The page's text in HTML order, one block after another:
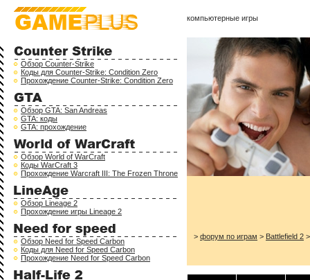
Обзор Counter-Strike
Коды для Counter-Strike: Condition Zero
Прохождение Counter-Strike: Condition Zero
Обзор GTA: San Andreas
GTA: коды
GTA: прохождение
Обзор World of WarCraft
Коды WarCraft 3
Прохождение Warcraft III: The Frozen Throne
Обзор Lineage 2
Прохождение игры Lineage 2
Обзор Need for Speed Carbon
Коды для Need for Speed Carbon
Прохождение Need for Speed Carbon
компьютерные игры
> форум по играм > Battlefield 2